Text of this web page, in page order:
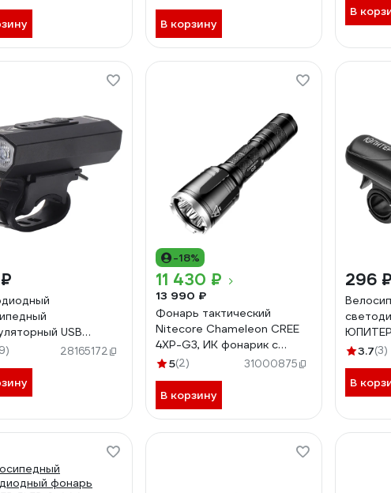
В корзину
36Вт,
В
USB
GLANZEN 1000 Лм
28165172
-18%
11 430 ₽
13 990 ₽
Фонарь тактический
Nitecore Chameleon CREE
4XP-G3, ИК фонарик с
двумя лучами CI7
5(2) 31000875
В корзину
296 ₽
ЮПИТЕР
JP1046
3.7(3)
В